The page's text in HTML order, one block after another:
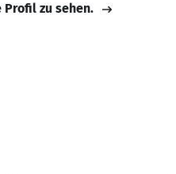
Profil zu sehen.